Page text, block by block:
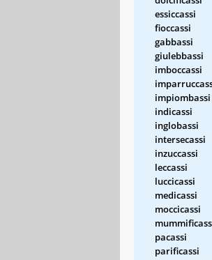
essiccassi
fioccassi
gabbassi
giulebbassi
imboccassi
impiombassi
indicassi
inglobassi
intersecassi
inzuccassi
leccassi
luccicassi
medicassi
moccicassi
pacassi
parificassi